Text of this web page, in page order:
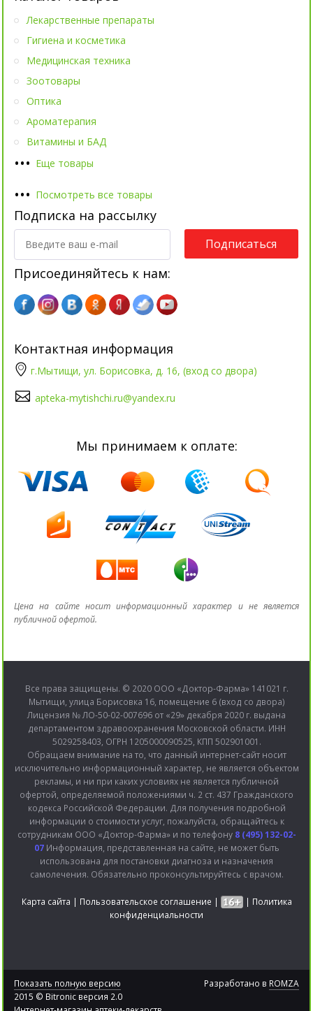
••• Еще товары
Лекарственные препараты
Гигиена и косметика
Медицинская техника
Зоотовары
Оптика
Ароматерапия
Витамины и БАД
••• Посмотреть все товары
Подписка на рассылку
Подписаться
Присоединяйтесь к нам:
Контактная информация
г.Мытищи, ул. Борисовка, д. 16, (вход со двора)
apteka-mytishchi.ru@yandex.ru
Мы принимаем к оплате:
Цена на сайте носит информационный характер и не является
публичной офертой.
Все права защищены. © 2020 ООО «Доктор-Фарма» 141021 г.
Мытищи, улица Борисовка 16, помещение 6 (вход со двора)
Лицензия № ЛО-50-02-007696 от «29» декабря 2020 г. выдана
департаментом здравоохранения Московской области. ИНН
5029258403, ОГРН 1205000090525, КПП 502901001.
Обращаем внимание на то, что данный интернет-сайт носит
исключительно информационный характер, не является объектом
рекламы, и ни при каких условиях не является публичной
офертой, определяемой положениями ч. 2 ст. 437 Гражданского
кодекса Российской Федерации. Для получения подробной
информации о стоимости услуг, пожалуйста, обращайтесь к
сотрудникам ООО «Доктор-Фарма» и по телефону 8 (495) 132-02-
07Информация, представленная на сайте, не может быть
использована для постановки диагноза и назначения
самолечения. Обязательно проконсультируйтесь с врачом.
Карта сайта | Пользовательское соглашение | | Политика
конфиденциальности
Показать полную версию
2015 © Bitronic версия 2.0
Разработано в ROMZA